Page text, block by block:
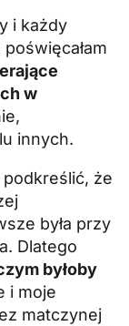
i każdy
w
innych.
podkreślić, że
była przy
Dlatego
byłoby
i moje
matczynej